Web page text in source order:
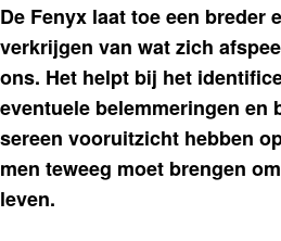
De Fenyx laat toe een breder
verkrijgen van wat zich
ons. Het helpt bij het
eventuele belemmeringen en
sereen vooruitzicht hebben
men teweeg moet brengen
leven.